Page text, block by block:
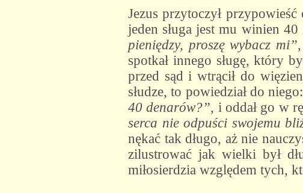
Jezus przytoczył
jeden sługa jest mu winien
pieniędzy, proszę wybacz mi”
spotkał innego sługę, który
przed sąd i wtrącił do
słudze, to powiedział do niego:
40 denarów?”, i oddał go w
serca nie odpuści swojemu
nękać tak długo, aż nie
zilustrować jak wielki był
miłosierdzia względem tych,